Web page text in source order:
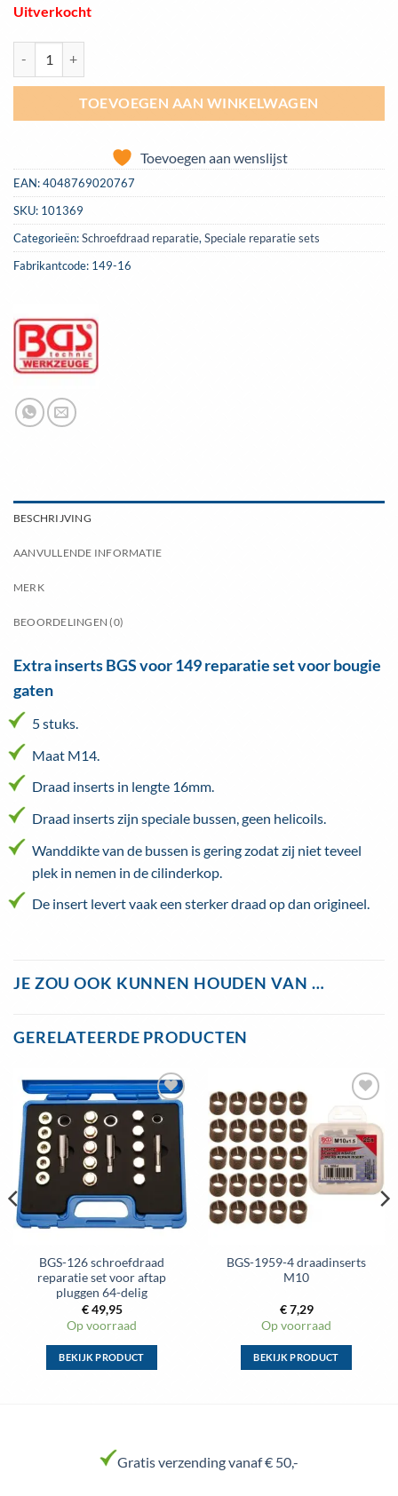
Uitverkocht
TOEVOEGEN AAN WINKELWAGEN
Toevoegen aan wenslijst
EAN:4048769020767
SKU: 101369
Categorieën:Schroefdraad reparatie, Speciale reparatie sets
Fabrikantcode: 149-16
BESCHRIJVING
AANVULLENDE INFORMATIE
MERK
BEOORDELINGEN (0)
Extra inserts BGS voor 149 reparatie set voor bougie
gaten
5 stuks.
Maat M14.
Draad inserts in lengte 16mm.
Draad inserts zijn speciale bussen, geen helicoils.
Wanddikte van de bussen is gering zodat zij niet teveel
plek in nemen in de cilinderkop.
De insert levert vaak een sterker draad op dan origineel.
JE ZOU OOK KUNNEN HOUDEN VAN …
GERELATEERDE PRODUCTEN
Toevoegen
aan
wenslijst
BGS-126 schroefdraad
reparatie set voor aftap
pluggen 64-delig
€49,95
Op voorraad
BEKIJK PRODUCT
variaties.
Deze
aan
wenslijst
BGS-1959-4 draadinserts
M10
€7,29
Op voorraad
BEKIJK PRODUCT
Gratis verzending vanaf € 50,-